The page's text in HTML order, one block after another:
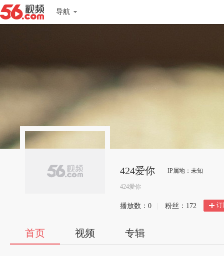
导航
424爱你 IP属地：未知
424爱你
播放数： 0 粉丝： 172 订
首页 视频 专辑